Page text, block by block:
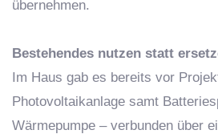
übernehmen.
Bestehendes nutzen statt
Im Haus gab es bereits vor
Photovoltaikanlage samt
Wärmepumpe – verbunden über